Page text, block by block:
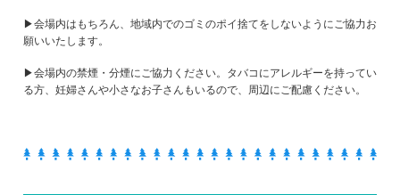
▶会場内はもちろん、地域内でのゴミのポイ捨てをしないようにご協力お
願いいたします。
▶会場内の禁煙・分煙にご協力ください。タバコにアレルギーを持ってい
る方、妊婦さんや小さなお子さんもいるので、周辺にご配慮ください。